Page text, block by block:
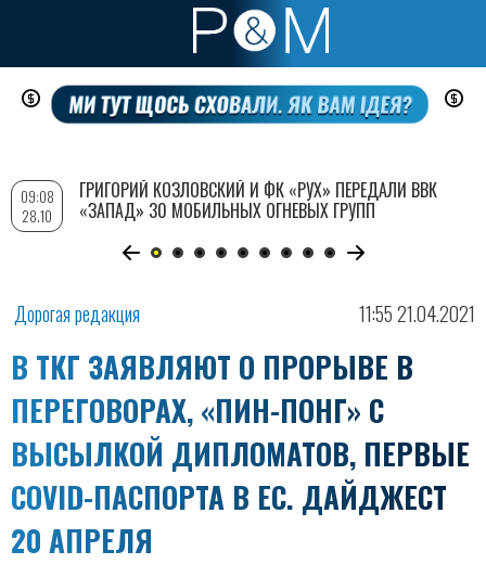
Перейти
содержанию
Дорогая редакция 11:55 21.04.2021
В ТКГ ЗАЯВЛЯЮТ О ПРОРЫВЕ В
ПЕРЕГОВОРАХ, «ПИН-ПОНГ» С
ВЫСЫЛКОЙ ДИПЛОМАТОВ, ПЕРВЫЕ
COVID-ПАСПОРТА В ЕС. ДАЙДЖЕСТ
20 АПРЕЛЯ
09:08
28.10
ГРИГОРИЙ КОЗЛОВСКИЙ И ФК «РУХ» ПЕРЕДАЛИ ВВК
«ЗАПАД» 30 МОБИЛЬНЫХ ОГНЕВЫХ ГРУПП